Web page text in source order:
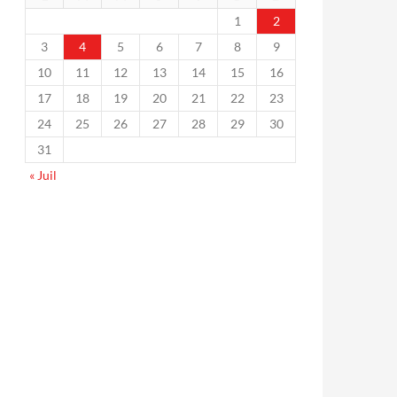
1
2
3
4 5 6 7 8
9
10
11 12 13 14 15
16
17
18 19 20 21 22
23
24
25 26 27 28 29
30
31
« Juil